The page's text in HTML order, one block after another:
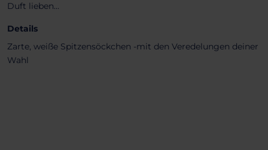
Duft lieben...
Details
Zarte, weiße Spitzensöckchen -mit den Veredelungen deiner
Wahl